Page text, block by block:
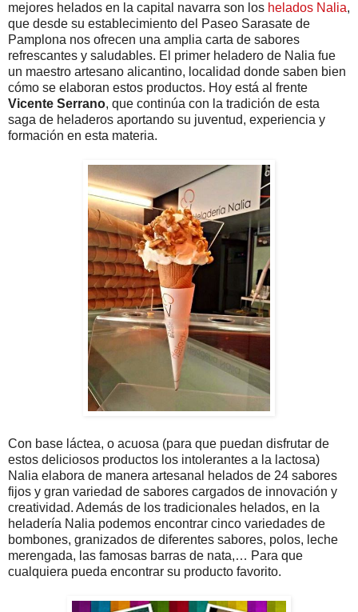
mejores helados en la capital navarra son los helados Nalia,
que desde su establecimiento del Paseo Sarasate de
Pamplona nos ofrecen una amplia carta de sabores
refrescantes y saludables. El primer heladero de Nalia fue
un maestro artesano alicantino, localidad donde saben bien
cómo se elaboran estos productos. Hoy está al frente
Vicente Serrano, que continúa con la tradición de esta
saga de heladeros aportando su juventud, experiencia y
formación en esta materia.
Con base láctea, o acuosa (para que puedan disfrutar de
estos deliciosos productos los intolerantes a la lactosa)
Nalia elabora de manera artesanal helados de 24 sabores
fijos y gran variedad de sabores cargados de innovación y
creatividad. Además de los tradicionales helados, en la
heladería Nalia podemos encontrar cinco variedades de
bombones, granizados de diferentes sabores, polos, leche
merengada, las famosas barras de nata,… Para que
cualquiera pueda encontrar su producto favorito.